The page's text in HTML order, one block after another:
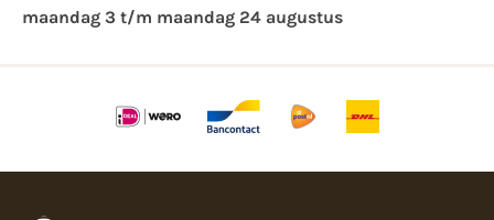
maandag 3 t/m maandag 24 augustus